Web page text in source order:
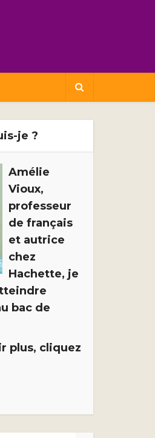
je ?
Amélie
Vioux,
professeur
de français
et autrice
chez
Hachette, je
bac de
plus, cliquez